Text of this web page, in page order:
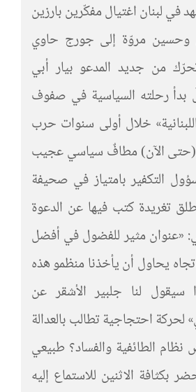
في لبنان اغتيال مفكّرين بارزين
مروّة إلى جورج حاوي
من جديد المدعو بيار أبي
رحلته السياسية في صفوف
خلال أولى سنوات حرب
(حتى الآن) مطافٌ سياسي عجيب
التكفير بامتياز في صحيفة
تغريدة كتب فيها عن الدعوة
«عنوان مثير للفضول في أفضل
يحاول أن يأخذنا منظمو هذه
سيقول لنا جلبير الأشقر عن
لحركة احتجاجية تطالب بالعدالة
الطائفية والفساد؟ طبيعي
بكثافة الاثنين للاستماع إليه